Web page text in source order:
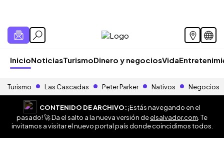
InicioNoticiasTurismoDinero y negociosVida
Turismo Las Cascadas Peter Parker Nativos Negocios
CONTENIDO DE ARCHIVO:¡Estás navegando en el
pasado! 🚀 Da el salto a la nueva versión deelsalvador.com . Te
invitamos a visitar el nuevo portal país donde coincidimos todos.